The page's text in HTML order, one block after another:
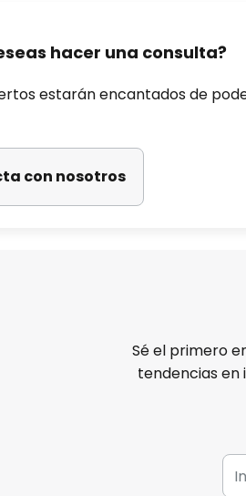
hacer una consulta?
estarán encantados de
con nosotros
Sé el primero
tendencias en